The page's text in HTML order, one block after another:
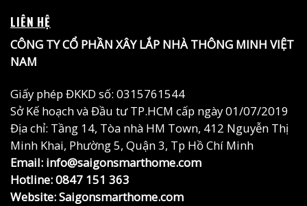
LIÊN HỆ
CÔNG TY CỔ PHẦN XÂY LẮP NHÀ THÔNG MINH VIỆT
NAM
Giấy phép ĐKKD số: 0315761544
Sở Kế hoạch và Đầu tư TP.HCM cấp ngày 01/07/2019
Địa chỉ: Tầng 14, Tòa nhà HM Town, 412 Nguyễn Thị
Minh Khai, Phường 5, Quận 3, Tp Hồ Chí Minh
Email: info@saigonsmarthome.com
Hotline:0847 151 363
Website:Saigonsmarthome.com